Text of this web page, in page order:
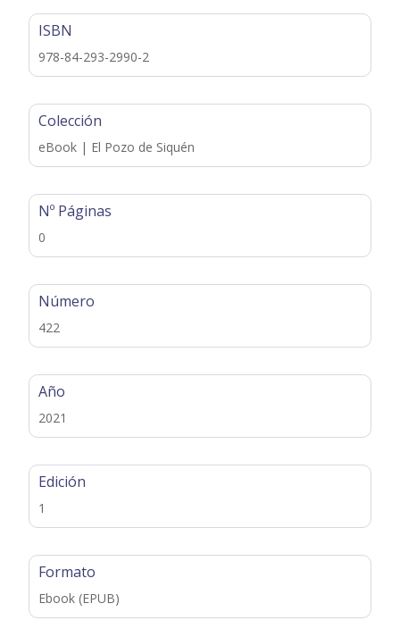
ISBN
978-84-293-2990-2
Colección
eBook | El Pozo de Siquén
Nº Páginas
0
Número
422
Año
2021
Edición
1
Formato
Ebook (EPUB)